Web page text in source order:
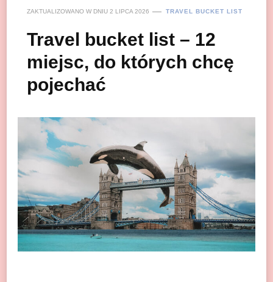
ZAKTUALIZOWANO W DNIU 2 LIPCA 2026 TRAVEL BUCKET LIST
Travel bucket list – 12
miejsc, do których chcę
pojechać